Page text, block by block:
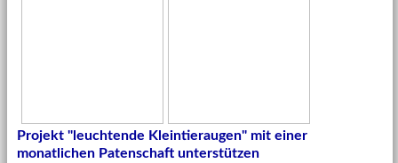
Projekt "leuchtende Kleintieraugen" mit einer
monatlichen Patenschaft unterstützen